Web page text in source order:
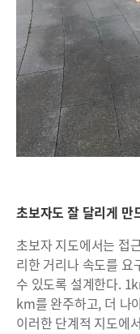
초보자도 잘 달리게 만
초보자 지도에서는 접
리한 거리나 속도를 요
수 있도록 설계한다.
km를 완주하고, 더 나
이러한 단계적 지도에